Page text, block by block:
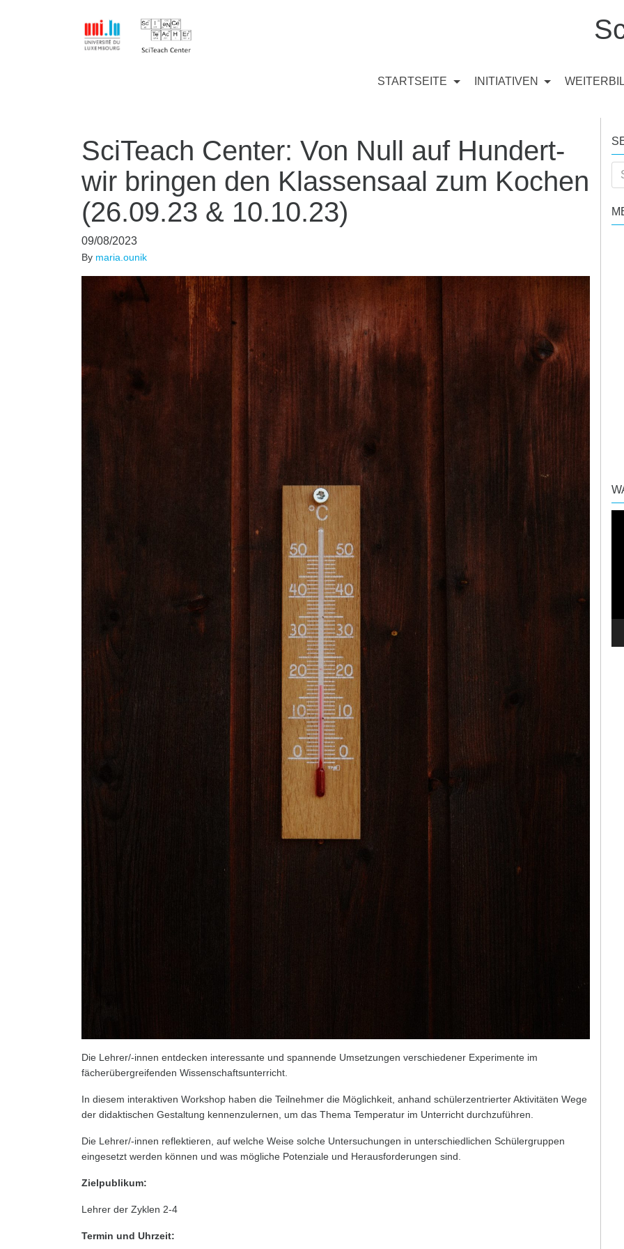
STARTSEITE INITIATIVEN
SciTeach Center: Von Null auf Hundert-
wir bringen den Klassensaal zum Kochen
(26.09.23 & 10.10.23)
09/08/2023
By maria.ounik
Die Lehrer/-innen entdecken interessante und spannende Umsetzungen verschiedener Experimente im
fächerübergreifenden Wissenschaftsunterricht.
In diesem interaktiven Workshop haben die Teilnehmer die Möglichkeit, anhand schülerzentrierter Aktivitäten Wege
der didaktischen Gestaltung kennenzulernen, um das Thema Temperatur im Unterricht durchzuführen.
Die Lehrer/-innen reflektieren, auf welche Weise solche Untersuchungen in unterschiedlichen Schülergruppen
eingesetzt werden können und was mögliche Potenziale und Herausforderungen sind.
Zielpublikum:
Lehrer der Zyklen 2-4
Termin und Uhrzeit: